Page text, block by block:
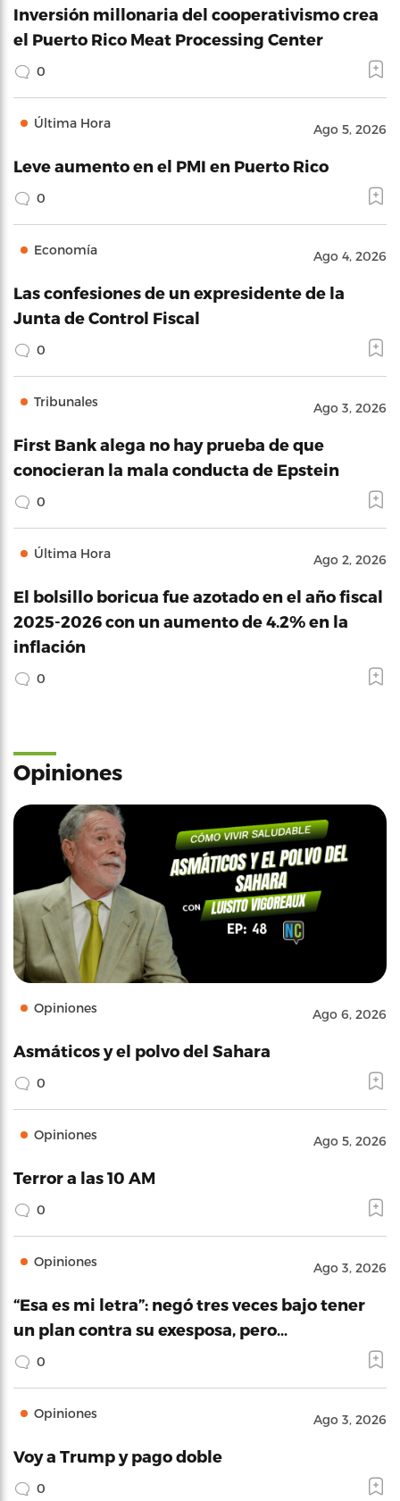
Inversión millonaria del cooperativismo crea
el Puerto Rico Meat Processing Center
0
Última Hora Ago 5, 2026
Leve aumento en el PMI en Puerto Rico
0
Economía Ago 4, 2026
Las confesiones de un expresidente de la
Junta de Control Fiscal
0
Tribunales Ago 3, 2026
First Bank alega no hay prueba de que
conocieran la mala conducta de Epstein
0
Última Hora Ago 2, 2026
El bolsillo boricua fue azotado en el año fiscal
2025-2026 con un aumento de 4.2% en la
inflación
0
Opiniones
Opiniones Ago 6, 2026
Asmáticos y el polvo del Sahara
0
Opiniones Ago 5, 2026
Terror a las 10 AM
0
Opiniones Ago 3, 2026
“Esa es mi letra”: negó tres veces bajo tener
un plan contra su exesposa, pero…
0
Opiniones Ago 3, 2026
Voy a Trump y pago doble
0